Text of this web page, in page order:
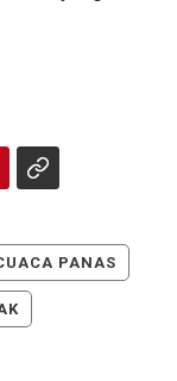
PANAS